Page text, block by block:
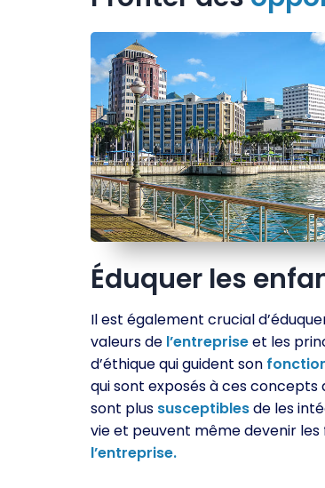
Éduquer les
Il est également crucial
valeurs de l’entrepriseet les
d’éthique qui guident son
qui sont exposés à ces concepts
sont plus susceptiblesde les
vie et peuvent même devenir
l’entreprise.